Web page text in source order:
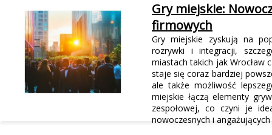
Gry miejskie:
firmowych
Gry miejskie zyskują na
rozrywki i integracji,
miastach takich jak Wrocław
staje się coraz bardziej
ale także możliwość
miejskie łączą elementy
zespołowej, co czyni je
nowoczesnych i